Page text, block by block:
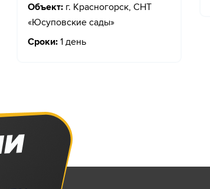
Объект: г. Красногорск, СНТ
«Юсуповские сады»
Сроки: 1 день